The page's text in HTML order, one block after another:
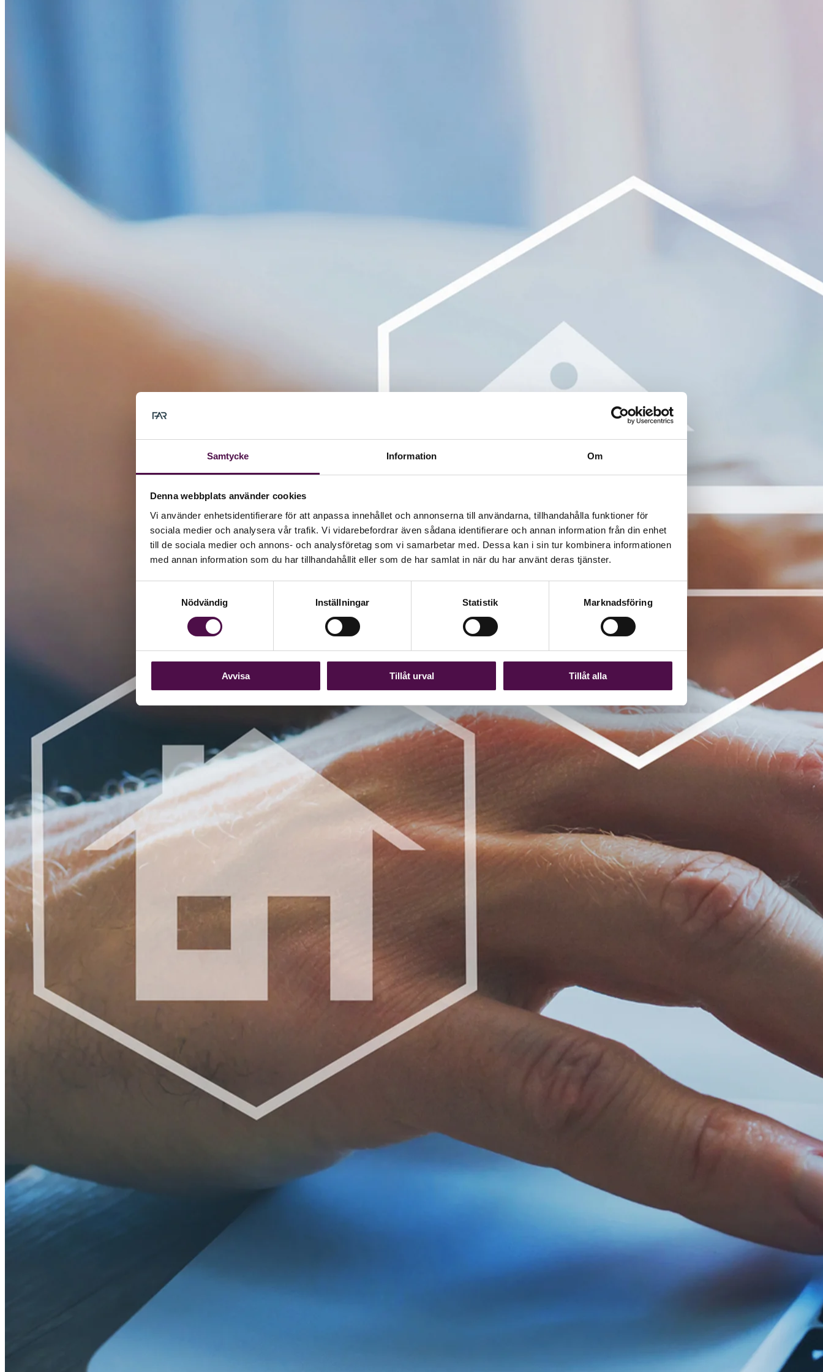
Samtycke Information Om
Denna webbplats använder cookies
Vi använder enhetsidentifierare för att anpassa innehållet och annonserna till användarna, tillhandahålla funktioner för
sociala medier och analysera vår trafik. Vi vidarebefordrar även sådana identifierare och annan information från din enhet
till de sociala medier och annons- och analysföretag som vi samarbetar med. Dessa kan i sin tur kombinera informationen
med annan information som du har tillhandahållit eller som de har samlat in när du har använt deras tjänster.
Nödvändig
Inställningar Statistik Marknadsföring
Avvisa Tillåt urval Tillåt alla